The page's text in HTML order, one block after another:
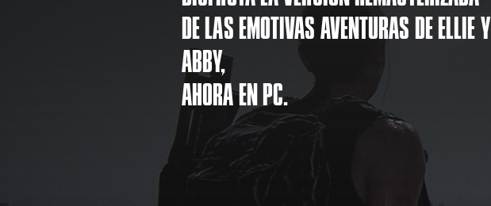
DE LAS EMOTIVAS AVENTURAS DE ELLIE Y
ABBY,
AHORA EN PC.